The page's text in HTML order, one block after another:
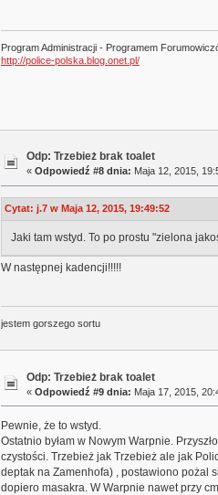
Program Administracji - Programem
http://police-polska.blog.onet.pl/
Odp: Trzebież brak toalet
«Odpowiedź #8 dnia: Maja 12, 2015,
Cytat: j.7 w Maja 12, 2015, 19:49:52
Jaki tam wstyd. To po prostu "zielona
W następnej kadencji!!!!!
jestem gorszego sortu
Odp: Trzebież brak toalet
«Odpowiedź #9 dnia: Maja 17, 2015,
Pewnie, że to wstyd.
Ostatnio byłam w Nowym Warpnie.
czystości. Trzebież jak Trzebież ale jak
deptak na Zamenhofa) , postawiono pożal
dopiero masakra. W Warpnie nawet przy